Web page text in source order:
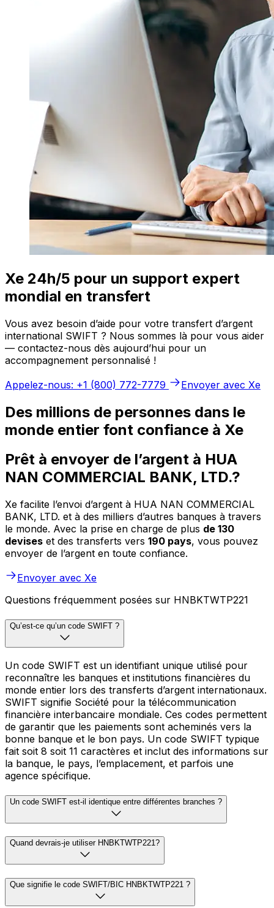
Xe 24h/5 pour un support expert
mondial en transfert
Vous avez besoin d’aide pour votre transfert d’argent
international SWIFT ? Nous sommes là pour vous aider
— contactez-nous dès aujourd’hui pour un
accompagnement personnalisé !
Appelez-nous: +1 (800) 772-7779
Envoyer avec Xe
Des millions de personnes dans le
monde entier font confiance à Xe
Prêt à envoyer de l’argent à HUA
NAN COMMERCIAL BANK, LTD.?
Xe facilite l’envoi d’argent à HUA NAN COMMERCIAL
BANK, LTD. et à des milliers d’autres banques à travers
le monde. Avec la prise en charge de plus de 130
devises et des transferts vers 190 pays, vous pouvez
envoyer de l’argent en toute confiance.
Envoyer avec Xe
Questions fréquemment posées sur HNBKTWTP221
Qu’est-ce qu’un code SWIFT ?
Un code SWIFT est un identifiant unique utilisé pour
reconnaître les banques et institutions financières du
monde entier lors des transferts d’argent internationaux.
SWIFT signifie Société pour la télécommunication
financière interbancaire mondiale. Ces codes permettent
de garantir que les paiements sont acheminés vers la
bonne banque et le bon pays. Un code SWIFT typique
fait soit 8 soit 11 caractères et inclut des informations sur
la banque, le pays, l’emplacement, et parfois une
agence spécifique.
Un code SWIFT est-il identique entre différentes branches ?
Quand devrais-je utiliser HNBKTWTP221?
Que signifie le code SWIFT/BIC HNBKTWTP221 ?